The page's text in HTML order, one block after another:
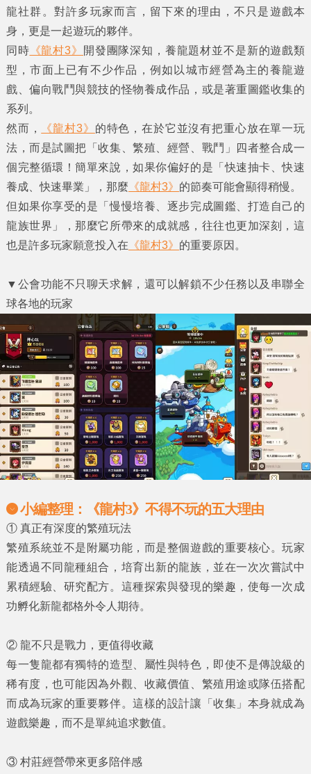
龍社群。對許多玩家而言，留下來的理由，不只是遊戲本
身，更是一起遊玩的夥伴。
同時 《龍村3》
開發團隊深知，養龍題材並不是新的遊戲類
型，市面上已有不少作品，例如以城市經營為主的養龍遊
戲、偏向戰鬥與競技的怪物養成作品，或是著重圖鑑收集的
系列。
然而，
《龍村3》 的特色，在於它並沒有把重心放在單一玩
法，而是試圖把「收集、繁殖、經營、戰鬥」四者整合成一
個完整循環！簡單來說，如果你偏好的是「快速抽卡、快速
養成、快速畢業」，那麼 《龍村3》 的節奏可能會顯得稍慢。
但如果你享受的是「慢慢培養、逐步完成圖鑑、打造自己的
龍族世界」，那麼它所帶來的成就感，往往也更加深刻，這
也是許多玩家願意投入在 《龍村3》 的重要原因。
▼ 公會功能不只聊天求解，還可以解鎖不少任務以及串聯全
球各地的玩家
小編整理：《龍村3》不得不玩的五大理由
① 真正有深度的繁殖玩法
繁殖系統並不是附屬功能，而是整個遊戲的重要核心。玩家
能透過不同龍種組合，培育出新的龍族，並在一次次嘗試中
累積經驗、研究配方。這種探索與發現的樂趣，使每一次成
功孵化新龍都格外令人期待。
② 龍不只是戰力，更值得收藏
每一隻龍都有獨特的造型、屬性與特色，即使不是傳說級的
稀有度，也可能因為外觀、收藏價值、繁殖用途或隊伍搭配
而成為玩家的重要夥伴。這樣的設計讓「收集」本身就成為
遊戲樂趣，而不是單純追求數值。
③ 村莊經營帶來更多陪伴感